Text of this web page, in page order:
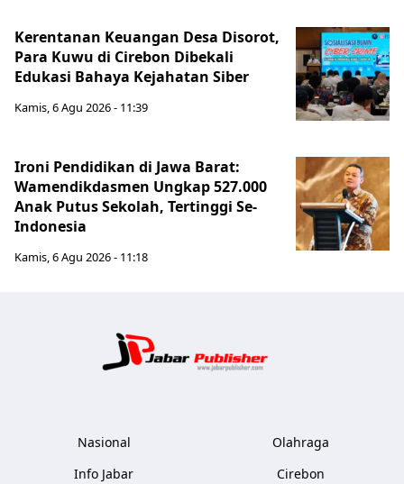
Kerentanan Keuangan Desa Disorot,
Para Kuwu di Cirebon Dibekali
Edukasi Bahaya Kejahatan Siber
Kamis, 6 Agu 2026 - 11:39
Ironi Pendidikan di Jawa Barat:
Wamendikdasmen Ungkap 527.000
Anak Putus Sekolah, Tertinggi Se-
Indonesia
Kamis, 6 Agu 2026 - 11:18
Nasional
Info Jabar
Olahraga
Cirebon